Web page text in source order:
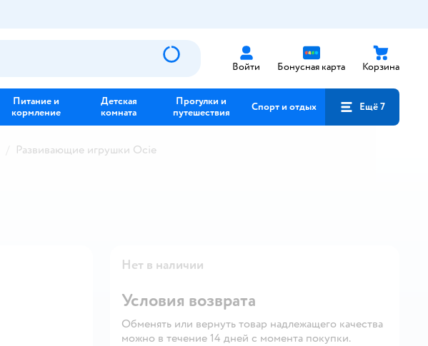
Войти Бонусная карта Корзина
Питание и
кормление
Детская
комната
Прогулки и
путешествия
Спорт и отдых Ещё 7
Развивающие игрушки Ocie
Нет в наличии
Условия возврата
Обменять или вернуть товар надлежащего качества
можно в течение 14 дней с момента покупки.